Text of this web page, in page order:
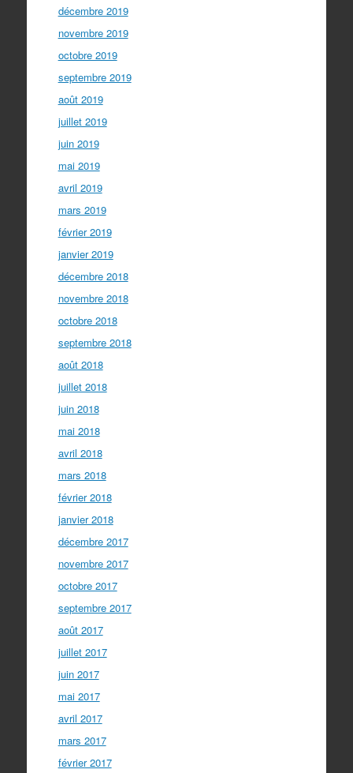
décembre 2019
novembre 2019
octobre 2019
septembre 2019
août 2019
juillet 2019
juin 2019
mai 2019
avril 2019
mars 2019
février 2019
janvier 2019
décembre 2018
novembre 2018
octobre 2018
septembre 2018
août 2018
juillet 2018
juin 2018
mai 2018
avril 2018
mars 2018
février 2018
janvier 2018
décembre 2017
novembre 2017
octobre 2017
septembre 2017
août 2017
juillet 2017
juin 2017
mai 2017
avril 2017
mars 2017
février 2017